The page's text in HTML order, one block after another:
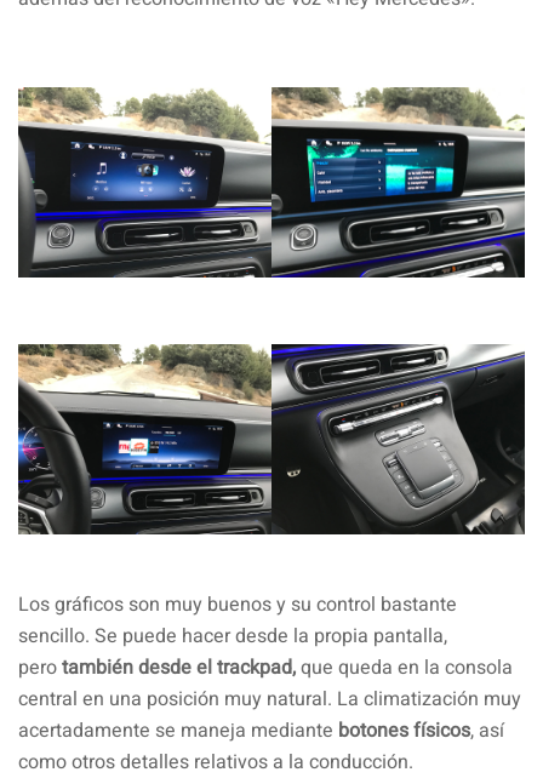
Los gráficos son muy buenos y su control bastante
sencillo. Se puede hacer desde la propia pantalla,
perotambién desde el trackpad,que queda en la consola
central en una posición muy natural. La climatización muy
acertadamente se maneja mediante botones físicos, así
como otros detalles relativos a la conducción.